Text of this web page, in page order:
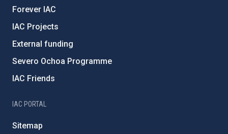
Forever IAC
IAC Projects
External funding
Severo Ochoa Programme
IAC Friends
IAC PORTAL
Sitemap